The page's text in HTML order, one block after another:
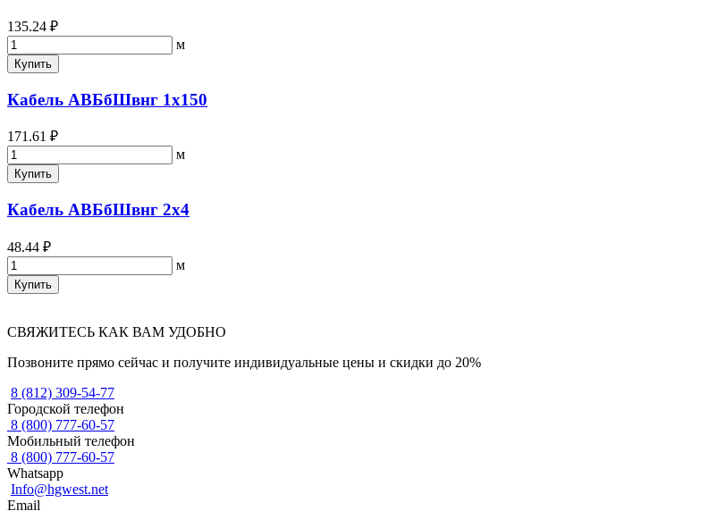
135.24 ₽
м
Купить
Кабель АВБбШвнг 1х150
171.61 ₽
м
Купить
Кабель АВБбШвнг 2х4
48.44 ₽
м
Купить
СВЯЖИТЕСЬ КАК ВАМ УДОБНО
Позвоните прямо сейчас и получите индивидуальные цены и скидки до 20%
8 (812) 309-54-77
Городской телефон
8 (800) 777-60-57
Мобильный телефон
8 (800) 777-60-57
Whatsapp
Info@hgwest.net
Email